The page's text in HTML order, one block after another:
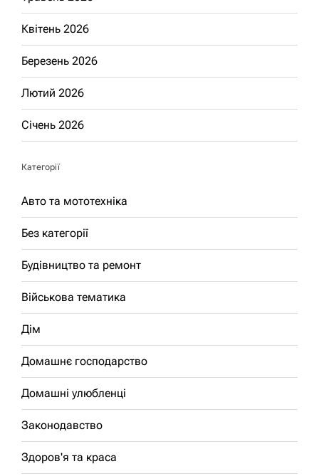
Квітень 2026
Березень 2026
Лютий 2026
Січень 2026
Категорії
Авто та мототехніка
Без категорії
Будівництво та ремонт
Військова тематика
Дім
Домашнє господарство
Домашні улюбленці
Законодавство
Здоров'я та краса